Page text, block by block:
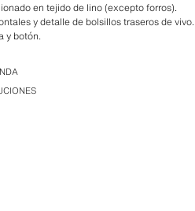
en tejido de lino (excepto forros).
y detalle de bolsillos traseros de vivo.
y botón.